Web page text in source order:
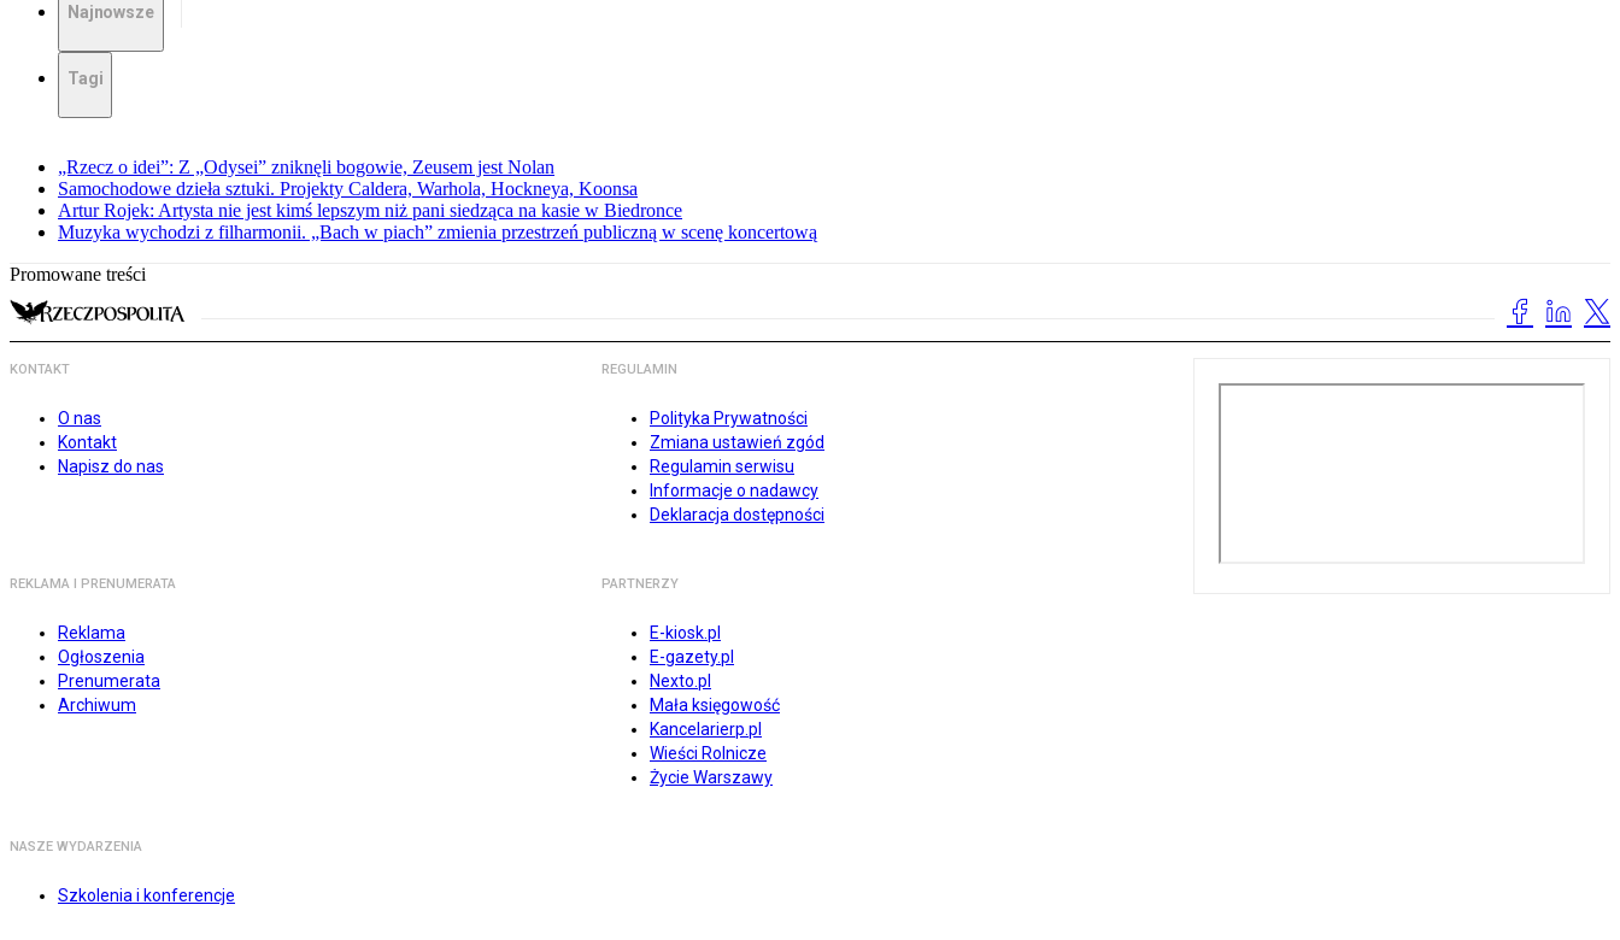
Najnowsze
Tagi
„Rzecz o idei”: Z „Odysei” zniknęli bogowie, Zeusem jest Nolan
Samochodowe dzieła sztuki. Projekty Caldera, Warhola, Hockneya, Koonsa
Artur Rojek: Artysta nie jest kimś lepszym niż pani siedząca na kasie w Biedronce
Muzyka wychodzi z filharmonii. „Bach w piach” zmienia przestrzeń publiczną w scenę koncertową
Promowane treści
KONTAKT
O nas
Kontakt
Napisz do nas
REGULAMIN
Polityka Prywatności
Zmiana ustawień zgód
Regulamin serwisu
Informacje o nadawcy
Deklaracja dostępności
REKLAMA I PRENUMERATA
Reklama
Ogłoszenia
Prenumerata
Archiwum
PARTNERZY
E-kiosk.pl
E-gazety.pl
Nexto.pl
Mała księgowość
Kancelarierp.pl
Wieści Rolnicze
Życie Warszawy
NASZE WYDARZENIA
Szkolenia i konferencje